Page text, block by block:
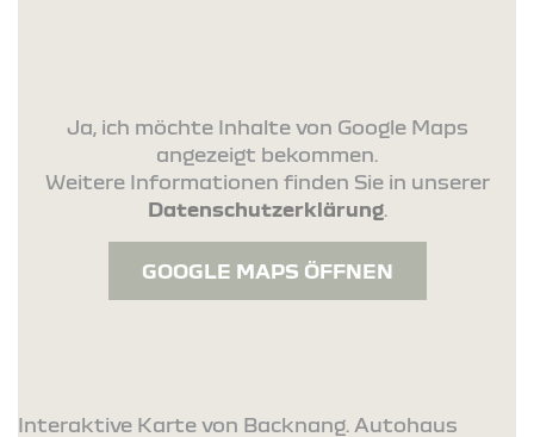
Ja, ich möchte Inhalte von Google Maps
angezeigt bekommen.
Weitere Informationen finden Sie in unserer
Datenschutzerklärung.
GOOGLE MAPS ÖFFNEN
Interaktive Karte von Backnang. Autohaus